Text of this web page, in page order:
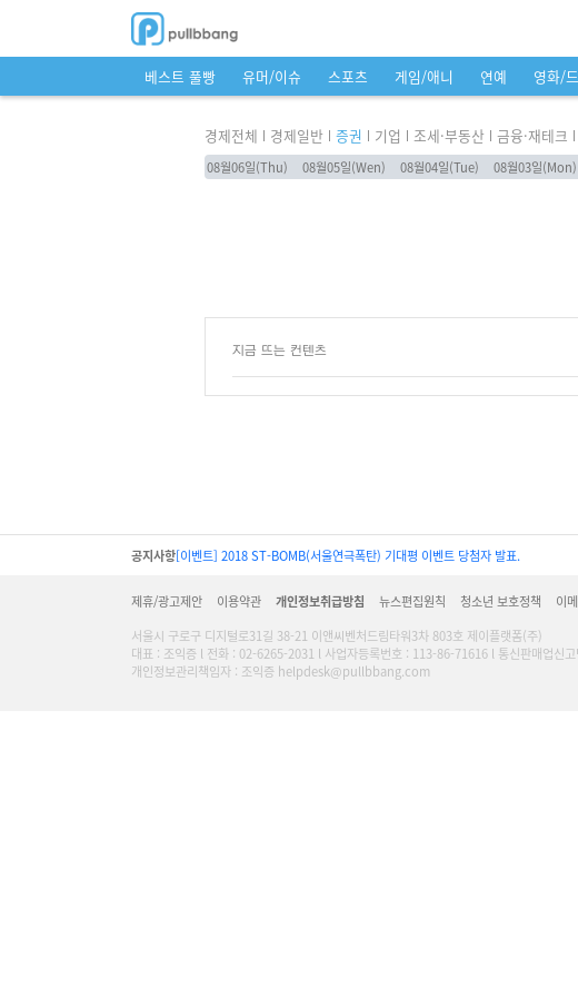
베스트 풀빵 유머/이슈 스포츠 게임/애니 연예 영화/
경제전체 경제일반 증권 기업 조세·부동산 금융·재테크
08월06일(Thu) 08월05일(Wen) 08월04일(Tue) 08월03일(Mon)
지금 뜨는 컨텐츠
공지사항[이벤트] 2018 ST-BOMB(서울연극폭탄) 기대평 이벤트 당첨자 발표.
제휴/광고제안 이용약관 개인정보취급방침 뉴스편집원칙 청소년 보호정책 이
서울시 구로구 디지털로31길 38-21 이앤씨벤처드림타워3차 803호 제이플랫폼(주)
대표 : 조익증 l 전화 : 02-6265-2031 l 사업자등록번호 : 113-86-71616 l 통신판매업신
개인정보관리책임자 : 조익증 helpdesk@pullbbang.com